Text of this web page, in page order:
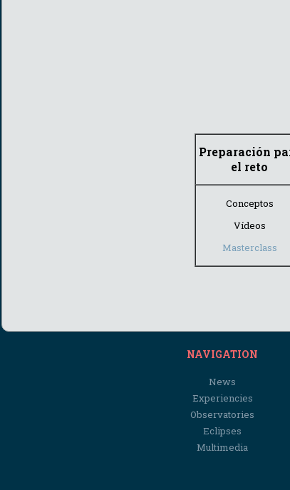
Preparación
el reto
Conceptos
Vídeos
Masterclass
NAVIGATION
News
Experiencies
Observatories
Eclipses
Multimedia